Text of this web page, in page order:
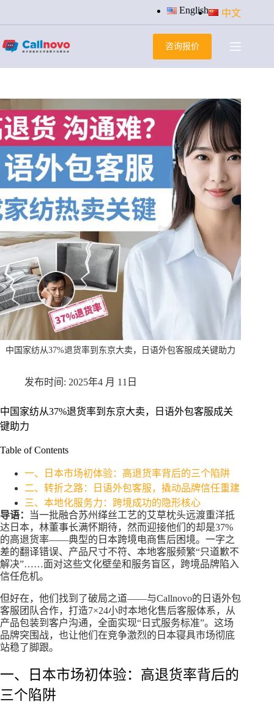
过
容
English 中文
咨询报价
中国家纺从37%退货率到东京大卖，日语外包客服成关键助力
2025年4 月 11日
中国家纺从37%退货率到东京大卖，日语外包客服成关
键助力
Table of Contents
一、日本市场初体验：高退货率背后的三个陷阱
二、转折之路：日语外包客服，撬动品牌信任重建
三、本地化服务力：跨境成功的隐形核心
导语：
当一批融合苏州缂丝工艺的艾草枕头远渡重洋抵
达日本，林董事长满怀期待，然而迎接他们的却是37%
的高退货率——典型的日本跨境电商售后困境。一字之
差的翻译错误、产品尺寸不符、本地客服频繁“只道歉不
解决”……面对这些文化壁垒和服务盲区，跨境品牌陷入
信任危机。
但好在，他们找到了破局之道——与Callnovo的日语外包
客服团队合作，打造7×24小时本地化售后客服体系，从
产品包装到客户沟通，全面实现“日式服务标准”。这场
品牌突围战，也让他们在竞争激烈的日本寝具市场彻底
站稳了脚跟。
一、日本市场初体验：高退货率背后的
三个陷阱